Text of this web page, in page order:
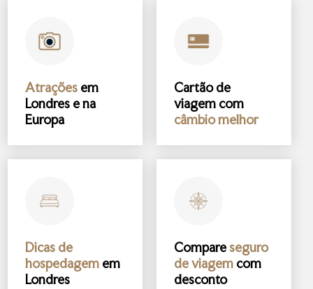
Atrações em
Londres e na
Europa
Cartão de
viagem com
câmbio melhor
Dicas de
hospedagem em
Londres
Compareseguro
de viagem com
desconto